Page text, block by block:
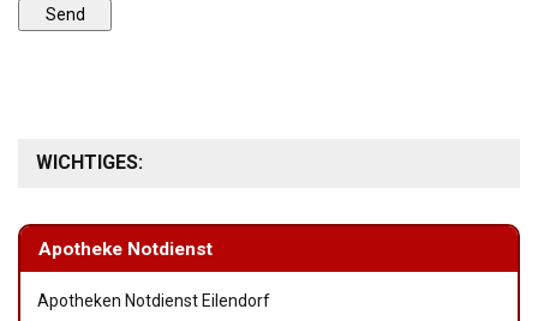
WICHTIGES:
Apotheke Notdienst
Apotheken Notdienst Eilendorf